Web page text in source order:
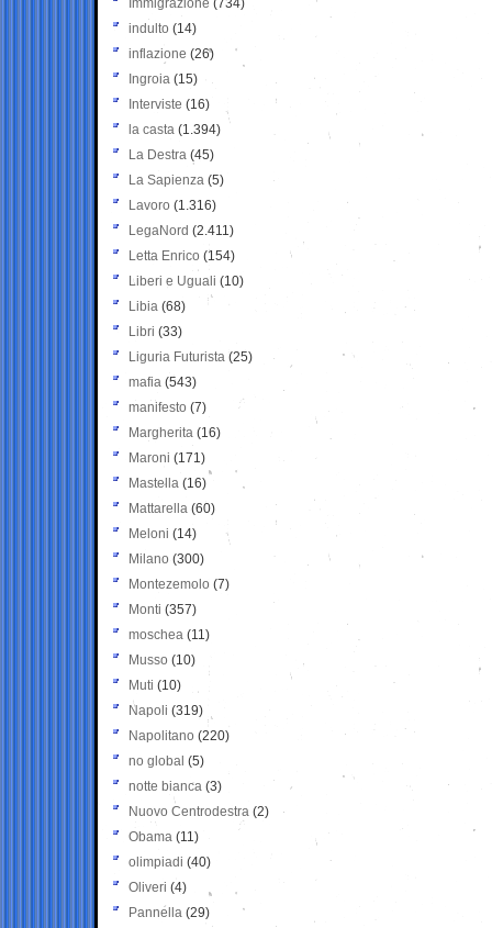
Immigrazione (734)
indulto (14)
inflazione (26)
Ingroia (15)
Interviste (16)
la casta (1.394)
La Destra (45)
La Sapienza (5)
Lavoro (1.316)
LegaNord (2.411)
Letta Enrico (154)
Liberi e Uguali (10)
Libia (68)
Libri (33)
Liguria Futurista (25)
mafia (543)
manifesto (7)
Margherita (16)
Maroni (171)
Mastella (16)
Mattarella (60)
Meloni (14)
Milano (300)
Montezemolo (7)
Monti (357)
moschea (11)
Musso (10)
Muti (10)
Napoli (319)
Napolitano (220)
no global (5)
notte bianca (3)
Nuovo Centrodestra (2)
Obama (11)
olimpiadi (40)
Oliveri (4)
Pannella (29)